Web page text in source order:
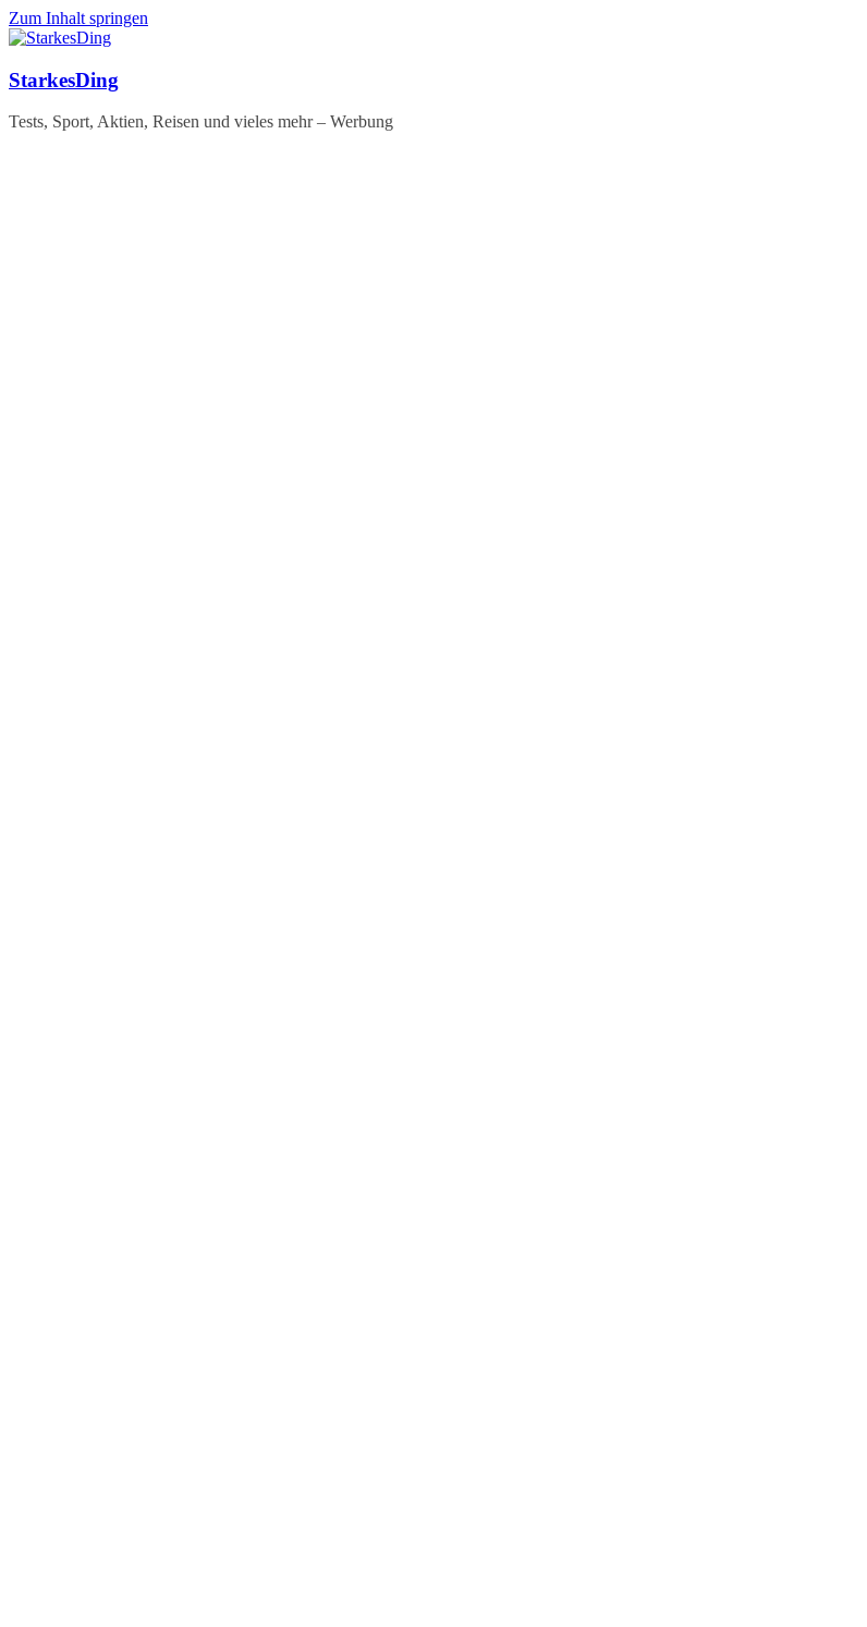
Zum Inhalt springen
StarkesDing
Tests, Sport, Aktien, Reisen und vieles mehr – Werbung